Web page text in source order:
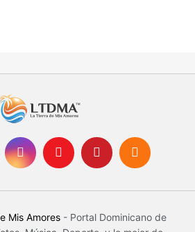
Mis Amores - Portal Dominicano de